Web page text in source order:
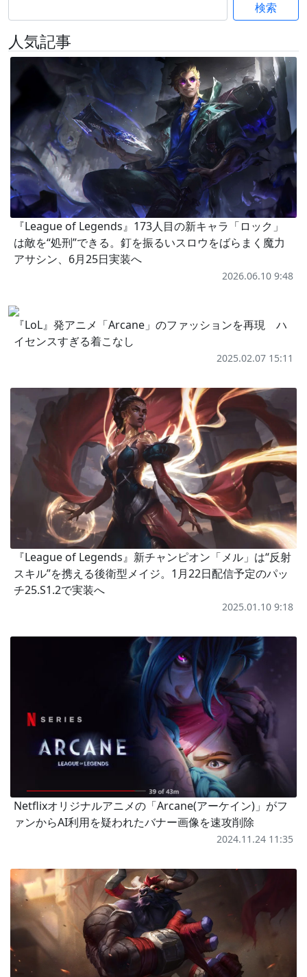
検索
人気記事
『League of Legends』173人目の新キャラ「ロック」
は敵を“処刑”できる。釘を振るいスロウをばらまく魔力
アサシン、6月25日実装へ
2026.06.10 9:48
『LoL』発アニメ「Arcane」のファッションを再現 ハ
イセンスすぎる着こなし
2025.02.07 15:11
『League of Legends』新チャンピオン「メル」は“反射
スキル”を携える後衛型メイジ。1月22日配信予定のパッ
チ25.S1.2で実装へ
2025.01.10 9:18
Netflixオリジナルアニメの「Arcane(アーケイン)」がフ
ァンからAI利用を疑われたバナー画像を速攻削除
2024.11.24 11:35